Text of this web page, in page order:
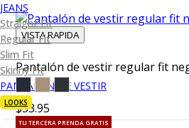
JEANS
Straight Fit
Regular Fit
Slim Fit
Skinny Fit
PANTALÓN DE VESTIR
LOOKS
VISTA RAPIDA
Pantalón de vestir regular fit
$53.95
TU TERCERA PRENDA GRATIS